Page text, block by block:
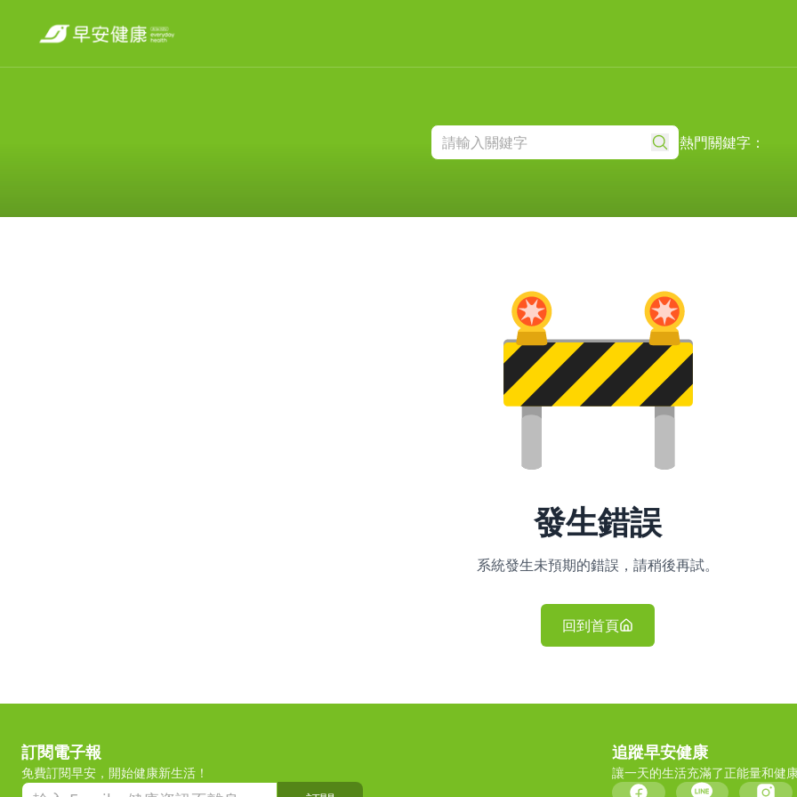
熱門關鍵字：
發生錯誤
系統發生未預期的錯誤，請稍後再試。
回到首頁
訂閱電子報
免費訂閱早安，開始健康新生活！
追蹤早安健康
讓一天的生活充滿了正能量和健